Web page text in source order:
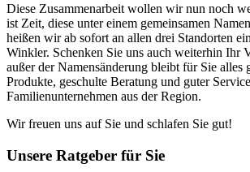
Diese Zusammenarbeit wollen wir nun noch
ist Zeit, diese unter einem gemeinsamen
heißen wir ab sofort an allen drei Standorten
Winkler. Schenken Sie uns auch weiterhin Ihr
außer der Namensänderung bleibt für Sie alles
Produkte, geschulte Beratung und guter
Familienunternehmen aus der Region.
Wir freuen uns auf Sie und schlafen Sie gut!
Unsere Ratgeber für Sie